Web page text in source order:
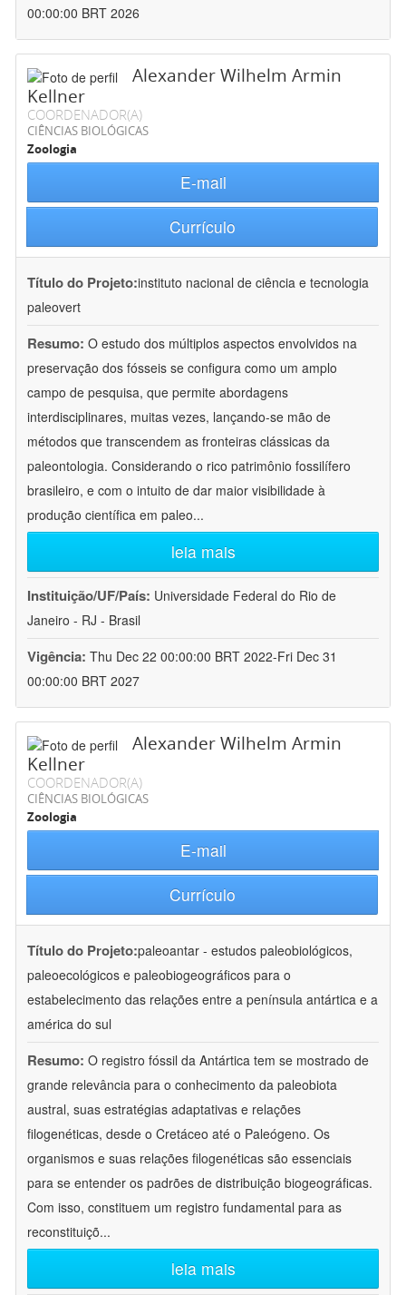
00:00:00 BRT 2026
Alexander Wilhelm Armin
Kellner
COORDENADOR(A)
CIÊNCIAS BIOLÓGICAS
Zoologia
E-mail
Currículo
Título do Projeto:instituto nacional de ciência e tecnologia
paleovert
Resumo: O estudo dos múltiplos aspectos envolvidos na
preservação dos fósseis se configura como um amplo
campo de pesquisa, que permite abordagens
interdisciplinares, muitas vezes, lançando-se mão de
métodos que transcendem as fronteiras clássicas da
paleontologia. Considerando o rico patrimônio fossilífero
brasileiro, e com o intuito de dar maior visibilidade à
produção científica em paleo...
leia mais
Instituição/UF/País: Universidade Federal do Rio de
Janeiro - RJ - Brasil
Vigência: Thu Dec 22 00:00:00 BRT 2022-Fri Dec 31
00:00:00 BRT 2027
Alexander Wilhelm Armin
Kellner
COORDENADOR(A)
CIÊNCIAS BIOLÓGICAS
Zoologia
E-mail
Currículo
Título do Projeto:paleoantar - estudos paleobiológicos,
paleoecológicos e paleobiogeográficos para o
estabelecimento das relações entre a península antártica e a
américa do sul
Resumo: O registro fóssil da Antártica tem se mostrado de
grande relevância para o conhecimento da paleobiota
austral, suas estratégias adaptativas e relações
filogenéticas, desde o Cretáceo até o Paleógeno. Os
organismos e suas relações filogenéticas são essenciais
para se entender os padrões de distribuição biogeográficas.
Com isso, constituem um registro fundamental para as
reconstituiçõ...
leia mais